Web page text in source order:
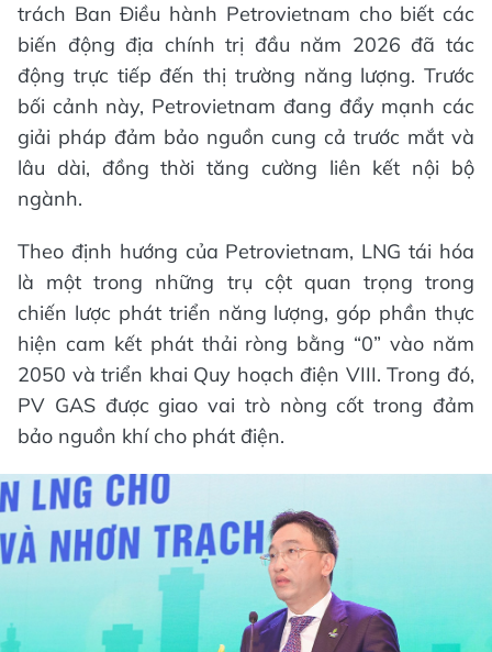
trách Ban Điều hành Petrovietnam cho biết các
biến động địa chính trị đầu năm 2026 đã tác
động trực tiếp đến thị trường năng lượng. Trước
bối cảnh này, Petrovietnam đang đẩy mạnh các
giải pháp đảm bảo nguồn cung cả trước mắt và
lâu dài, đồng thời tăng cường liên kết nội bộ
ngành.
Theo định hướng của Petrovietnam, LNG tái hóa
là một trong những trụ cột quan trọng trong
chiến lược phát triển năng lượng, góp phần thực
hiện cam kết phát thải ròng bằng “0” vào năm
2050 và triển khai Quy hoạch điện VIII. Trong đó,
PV GAS được giao vai trò nòng cốt trong đảm
bảo nguồn khí cho phát điện.